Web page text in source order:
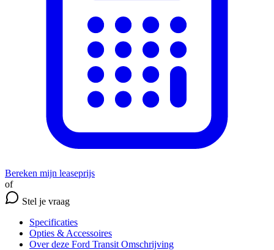
Bereken mijn leaseprijs
of
Stel je vraag
Specificaties
Opties & Accessoires
Over deze Ford Transit Omschrijving